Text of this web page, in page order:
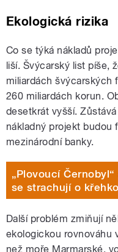
Ekologická rizika
Co se týká nákladů
liší. Švýcarský list píše,
miliardách švýcarských
260 miliardách korun.
desetkrát vyšší.
nákladný projekt budou
mezinárodní banky.
„Plovoucí
se strachují o
Další problém zmiňují
ekologickou rovnováhu
než moře Marmarské,